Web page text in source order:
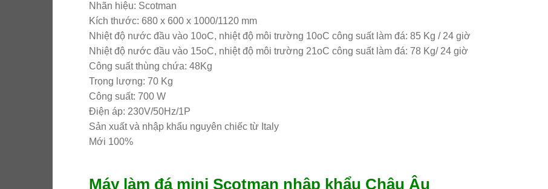
Nhãn hiệu: Scotman
Kích thước: 680 x 600 x 1000/1120 mm
Nhiệt độ nước đầu vào 10oC, nhiệt độ môi trường 10oC công suất làm đá: 85 Kg / 24 giờ
Nhiệt độ nước đầu vào 15oC, nhiệt độ môi trường 21oC công suất làm đá: 78 Kg/ 24 giờ
Công suất thùng chứa: 48Kg
Trọng lượng: 70 Kg
Công suất: 700 W
Điện áp: 230V/50Hz/1P
Sản xuất và nhập khẩu nguyên chiếc từ Italy
Mới 100%
Máy làm đá mini Scotman nhập khẩu Châu Âu